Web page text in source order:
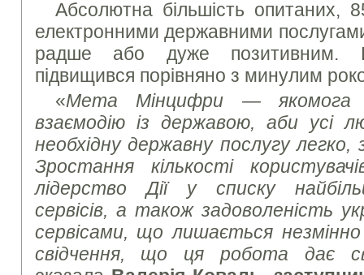
Абсолютна більшість опитаних,
електронними державними
радше або дуже позитивним.
підвищився порівняно з минулим
«Мета
Мінцифри — якомога
взаємодію із державою, аби усі
необхідну державну послугу легко,
Зростання кількості
лідерство Дії у списку
сервісів, а також задоволеність
сервісами, що лишається
свідчення, що ця робота дає